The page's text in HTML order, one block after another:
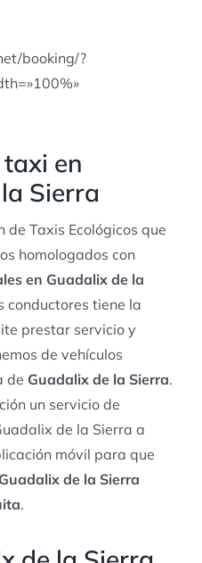
booking/?
en
Sierra
de Taxis Ecológicos que
homologados con
en Guadalix de la
conductores tiene la
prestar servicio y
de vehículos
de Guadalix de la Sierra.
un servicio de
de la Sierra a
móvil para que
de la Sierra
.